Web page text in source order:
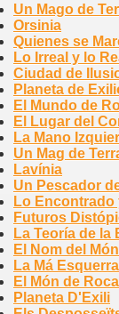
Un Mago de
Orsinia
Quienes se
Lo Irreal y lo
Ciudad de
Planeta de
El Mundo de
El Lugar del
La Mano
Un Mag de
Lavínia
Un Pescador
Lo Encontrado
Futuros
La Teoría de la
El Nom del
La Má
El Món de
Planeta D'Exili